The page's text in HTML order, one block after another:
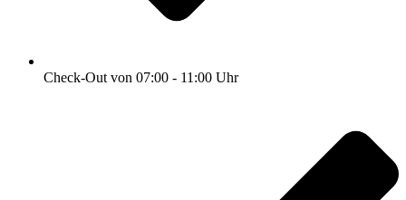
Check-Out von 07:00 - 11:00 Uhr